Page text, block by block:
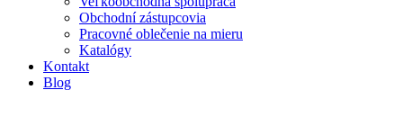
Obchodní zástupcovia
Pracovné oblečenie na mieru
Katalógy
Kontakt
Blog